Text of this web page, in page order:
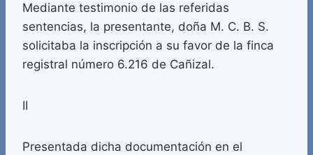
Mediante testimonio de las referidas
sentencias, la presentante, doña M. C. B. S.
solicitaba la inscripción a su favor de la finca
registral número 6.216 de Cañizal.
II
Presentada dicha documentación en el